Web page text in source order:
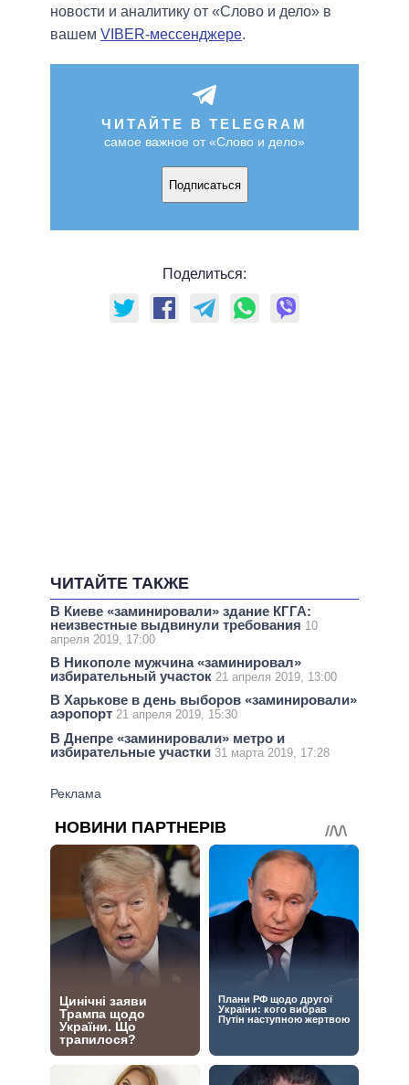
новости и аналитику от «Слово и дело» в
вашем VIBER-мессенджере.
ЧИТАЙТЕ В TELEGRAM
самое важное от «Слово и дело»
Подписаться
Поделиться:
ЧИТАЙТЕ ТАКЖЕ
В Киеве «заминировали» здание КГГА:
неизвестные выдвинули требования 10
апреля 2019, 17:00
В Никополе мужчина «заминировал»
избирательный участок 21 апреля 2019, 13:00
В Харькове в день выборов «заминировали»
аэропорт 21 апреля 2019, 15:30
В Днепре «заминировали» метро и
избирательные участки 31 марта 2019, 17:28